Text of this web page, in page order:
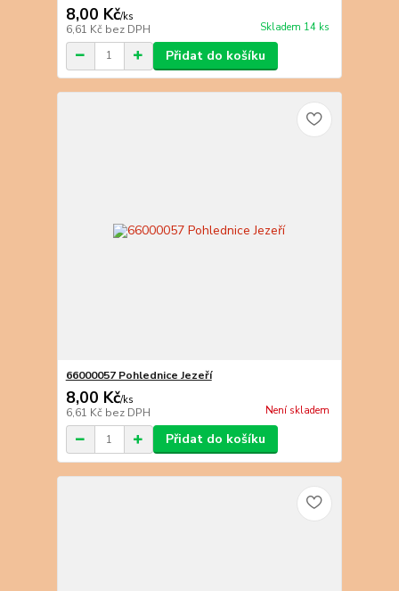
8,00 Kč/ks
6,61 Kč bez DPH Skladem 14 ks
Přidat do košíku
66000057 Pohlednice Jezeří
8,00 Kč/ks
6,61 Kč bez DPH Není skladem
Přidat do košíku